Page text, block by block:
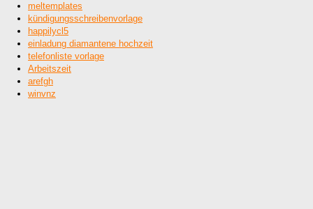
meltemplates
kündigungsschreibenvorlage
happilycl5
einladung diamantene hochzeit
telefonliste vorlage
Arbeitszeit
arefgh
winvnz